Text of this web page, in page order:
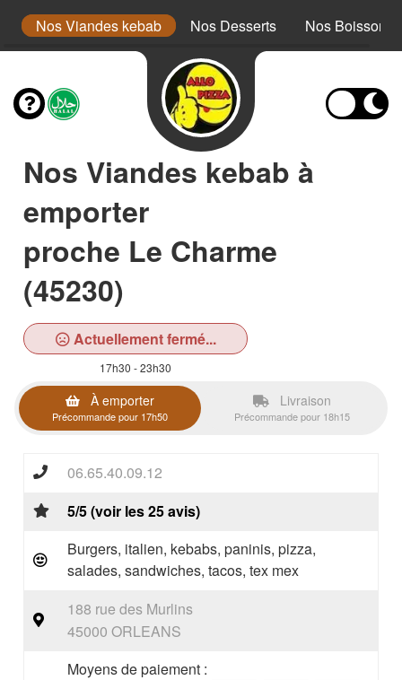
Nos Viandes kebab Nos Desserts Nos Boissons
Nos Viandes kebab à
emporter
proche Le Charme
(45230)
Actuellement fermé...
17h30 - 23h30
À emporter
Précommande pour 17h50
Livraison
Précommande pour 18h15
06.65.40.09.12
5/5 (voir les 25 avis)
Burgers, italien, kebabs, paninis, pizza,
salades, sandwiches, tacos, tex mex
188 rue des Murlins
45000 ORLEANS
Moyens de paiement :